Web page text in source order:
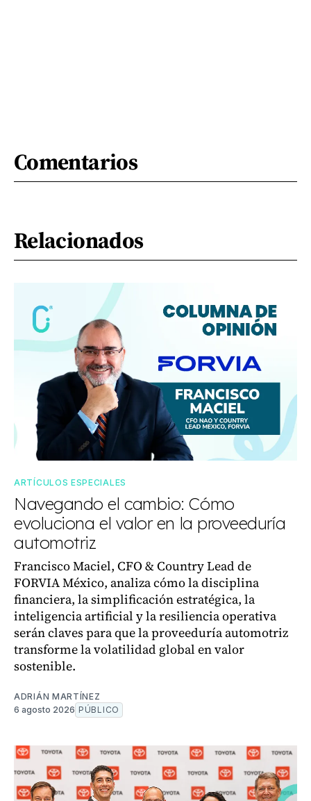
Comentarios
Relacionados
ARTÍCULOS ESPECIALES
Navegando el cambio: Cómo
evoluciona el valor en la proveeduría
automotriz
Francisco Maciel, CFO & Country Lead de
FORVIA México, analiza cómo la disciplina
financiera, la simplificación estratégica, la
inteligencia artificial y la resiliencia operativa
serán claves para que la proveeduría automotriz
transforme la volatilidad global en valor
sostenible.
ADRIÁN MARTÍNEZ
6 agosto 2026 PÚBLICO